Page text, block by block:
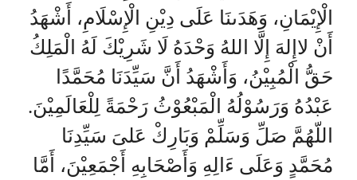
الْإِيْمَانِ، وَهَدَىنَا عَلَى دِيْنِ الْإِسْلَامِ، أَشْهَدُ
أَنْ لاإِلهَ إِلَّا اللهُ وَحْدَهُ لَا شَرِيْكَ لَهُ الْمَلِكُ
حَقُّ الْمُبِيْنُ، وَأَشْهَدُ أَنَّ سَيِّدَنَا مُحَمَّدًا
عَبْدُهُ وَرَسُوْلُهُ الْمَبْعُوْثُ رَحْمَةً لِلْعَالَمِيْنَ.
اللّهُمَّ صَلِّ وَسَلِّمْ وَبَارِكْ عَلىَ سَيِّدِنَا
مُحَمَّدٍ وَعَلَى ءَالِهِ وَأَصْحَابِهِ أَجْمَعِيْنَ، أَمَّا